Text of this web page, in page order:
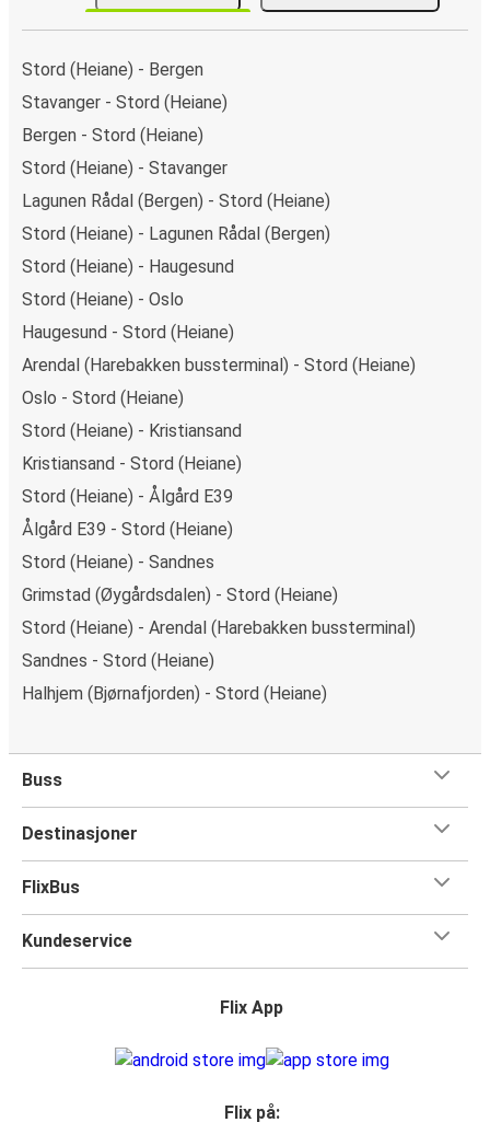
Stord (Heiane) - Bergen
Stavanger - Stord (Heiane)
Bergen - Stord (Heiane)
Stord (Heiane) - Stavanger
Lagunen Rådal (Bergen) - Stord (Heiane)
Stord (Heiane) - Lagunen Rådal (Bergen)
Stord (Heiane) - Haugesund
Stord (Heiane) - Oslo
Haugesund - Stord (Heiane)
Arendal (Harebakken bussterminal) - Stord (Heiane)
Oslo - Stord (Heiane)
Stord (Heiane) - Kristiansand
Kristiansand - Stord (Heiane)
Stord (Heiane) - Ålgård E39
Ålgård E39 - Stord (Heiane)
Stord (Heiane) - Sandnes
Grimstad (Øygårdsdalen) - Stord (Heiane)
Stord (Heiane) - Arendal (Harebakken bussterminal)
Sandnes - Stord (Heiane)
Halhjem (Bjørnafjorden) - Stord (Heiane)
Buss
Destinasjoner
FlixBus
Kundeservice
Flix App
Flix på: